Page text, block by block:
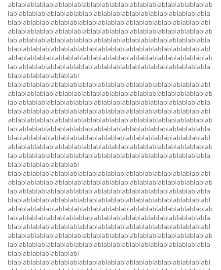
ablablablablablablablablablablablablablablablablablablablablablab
lablablablablablablablablablablablablablablablablablablablablabla
blablablablablablablablablablablablablablablablablablablablablabl
ablablablablablablablablablablablablablablablablablablablablablab
lablablablablablablablablablablablablablablablablablablablablabla
blablablablablablablablablablablablablablablablablablablablablabl
ablablablablablablablablablablablablablablablablablablablablablab
lablablablablablablablablablablablablablablablablablablablablabla
blablablablablablablabl
blablablablablablablablablablablablablablablablablablablablablabl
ablablablablablablablablablablablablablablablablablablablablablab
lablablablablablablablablablablablablablablablablablablablablabla
blablablablablablablablablablablablablablablablablablablablablabl
ablablablablablablablablablablablablablablablablablablablablablab
lablablablablablablablablablablablablablablablablablablablablabla
blablablablablablablablablablablablablablablablablablablablablabl
ablablablablablablablablablablablablablablablablablablablablablab
lablablablablablablablablablablablablablablablablablablablablabla
blablablablablablablabl
blablablablablablablablablablablablablablablablablablablablablabl
ablablablablablablablablablablablablablablablablablablablablablab
lablablablablablablablablablablablablablablablablablablablablabla
blablablablablablablablablablablablablablablablablablablablablabl
ablablablablablablablablablablablablablablablablablablablablablab
lablablablablablablablablablablablablablablablablablablablablabla
blablablablablablablablablablablablablablablablablablablablablabl
ablablablablablablablablablablablablablablablablablablablablablab
lablablablablablablablablablablablablablablablablablablablablabla
blablablablablablablabl
blablablablablablablablablablablablablablablablablablablablablabl